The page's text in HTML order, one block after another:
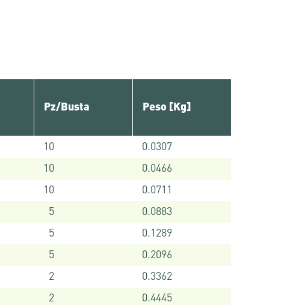
Pz/Busta Peso [Kg]
10
0.0307
10
0.0466
10
0.0711
5
0.0883
5
0.1289
5
0.2096
2
0.3362
2
0.4445